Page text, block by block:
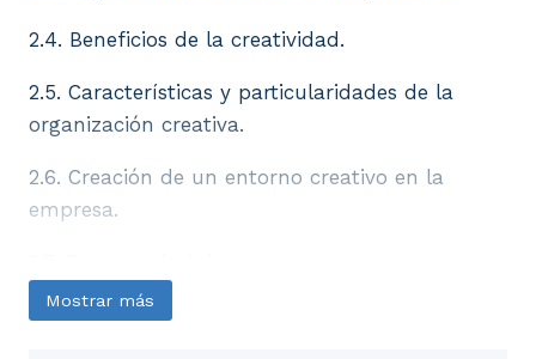
2.4. Beneficios de la creatividad.
2.5. Características y particularidades de la
organización creativa.
2.6. Creación de un entorno creativo en la
empresa.
2.8. Limitadores.
Mostrar más